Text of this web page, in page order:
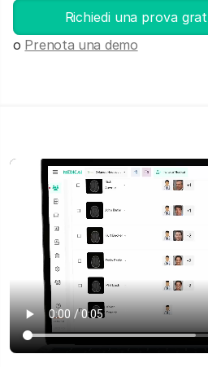
Richiedi una prova
o Prenota una demo